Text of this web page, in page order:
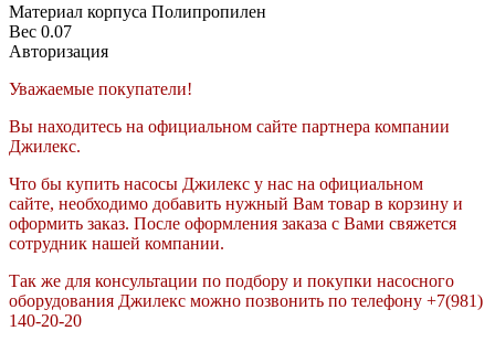
Материал корпуса Полипропилен
Вес 0.07
Авторизация
Уважаемые покупатели!
Вы находитесь на официальном сайте партнера компании
Джилекс.
Что бы купить насосы Джилекс у нас на официальном
сайте, необходимо добавить нужный Вам товар в корзину и
оформить заказ. После оформления заказа с Вами свяжется
сотрудник нашей компании.
Так же для консультации по подбору и покупки насосного
оборудования Джилекс можно позвонить по телефону +7(981)
140-20-20